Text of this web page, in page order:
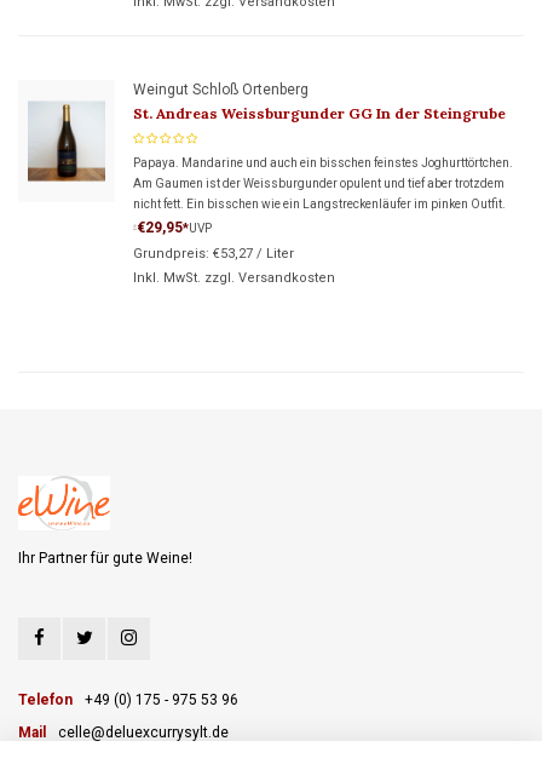
Weingut Schloß Ortenberg
St. Andreas Weissburgunder GG In der Steingrube
Papaya. Mandarine und auch ein bisschen feinstes Joghurttörtchen.
Am Gaumen ist der Weissburgunder opulent und tief aber trotzdem
nicht fett. Ein bisschen wie ein Langstreckenläufer im pinken Outfit.
*€29,95*UVP
Grundpreis: €53,27 / Liter
Inkl. MwSt. zzgl. Versandkosten
Ihr Partner für gute Weine!
Telefon
+49 (0) 175 - 975 53 96
Mail
celle@deluexcurrysylt.de